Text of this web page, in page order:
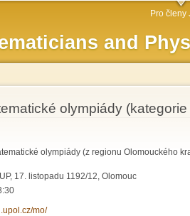
and
Pro členy
olympiády (kategorie
olympiády (z regionu Olomouckého
17. listopadu 1192/12, Olomouc
mo/